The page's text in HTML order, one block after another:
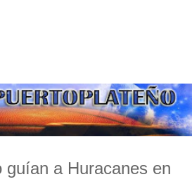
guían a Huracanes en